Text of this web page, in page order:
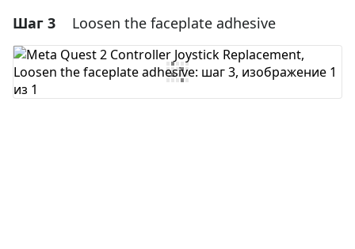
Добавить комментарий
Добавить комментарий
Шаг 3 Loosen the faceplate adhesive